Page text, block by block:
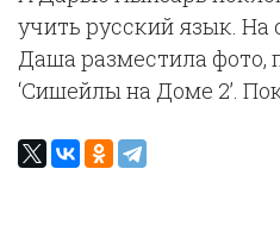
учить русский язык. На
Даша разместила фото,
‘Сишейлы на Доме 2’.